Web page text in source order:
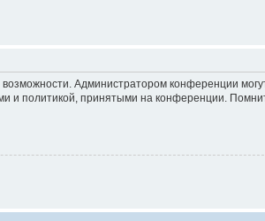
Администратором конференции
и политикой, принятыми на конференции.